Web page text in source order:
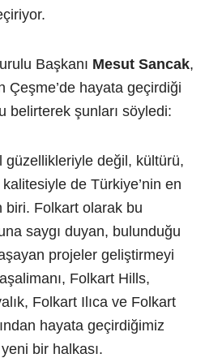
Başkanı Mesut Sancak,
Çeşme’de hayata geçirdiği
belirterek şunları söyledi:
güzellikleriyle değil, kültürü,
de Türkiye’nin en
biri. Folkart olarak bu
saygı duyan, bulunduğu
projeler geliştirmeyi
Folkart Hills,
Folkart Ilıca ve Folkart
hayata geçirdiğimiz
bir halkası.